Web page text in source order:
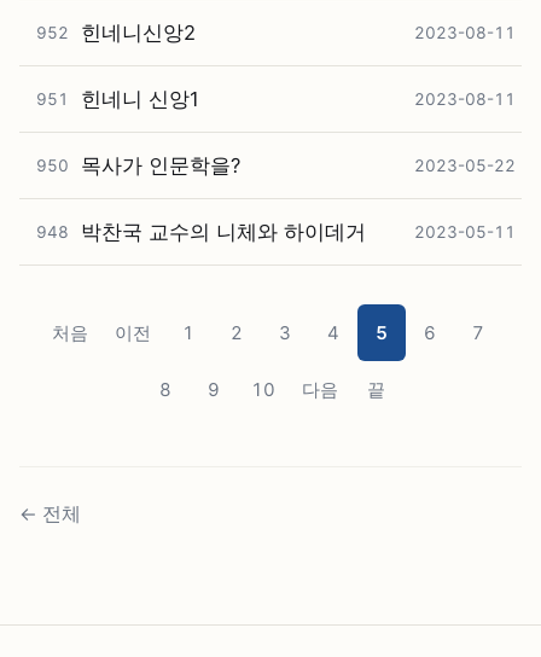
952 힌네니신앙2 2023-08-11
951 힌네니 신앙1 2023-08-11
950 목사가 인문학을? 2023-05-22
948 박찬국 교수의 니체와 하이데거 2023-05-11
처음 이전 1 2 3 4 5 6 7
8 9 10 다음 끝
← 전체